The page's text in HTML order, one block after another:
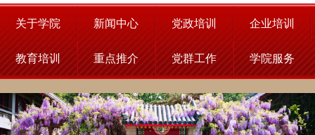
关于学院 新闻中心 党政培训 企业培训
教育培训 重点推介 党群工作 学院服务